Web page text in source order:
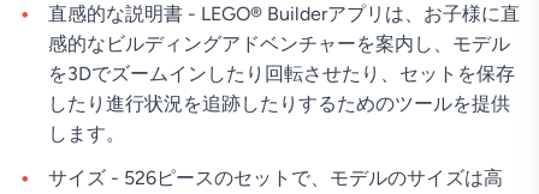
直感的な説明書 - LEGO® Builderアプリは、お子様に直
感的なビルディングアドベンチャーを案内し、モデル
を3Dでズームインしたり回転させたり、セットを保存
したり進行状況を追跡したりするためのツールを提供
します。
サイズ - 526ピースのセットで、モデルのサイズは高